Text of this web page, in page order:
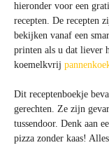
hieronder voor een
recepten. De recepten
bekijken vanaf een
printen als u dat liever
koemelkvrij
Dit receptenboekje
gerechten. Ze zijn
tussendoor. Denk aan
pizza zonder kaas!